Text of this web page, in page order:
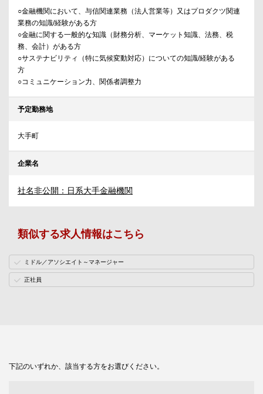
○金融機関において、与信関連業務（法人営業等）又はプロダクツ関連
業務の知識/経験がある方
○金融に関する一般的な知識（財務分析、マーケット知識、法務、税
務、会計）がある方
○サステナビリティ（特に気候変動対応）についての知識/経験がある
方
○コミュニケーション力、関係者調整力
予定勤務地
大手町
企業名
社名非公開：日系大手金融機関
類似する求人情報はこちら
ミドル／アソシエイト～マネージャー
正社員
下記のいずれか、該当する方をお選びください。